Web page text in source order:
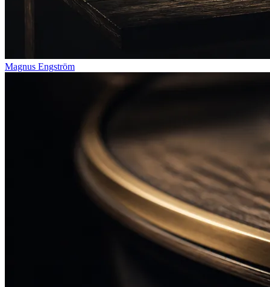
Magnus Engström